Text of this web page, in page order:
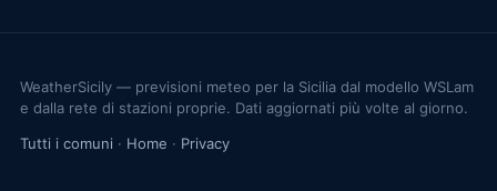
WeatherSicily — previsioni meteo per la Sicilia dal modello WSLam
e dalla rete di stazioni proprie. Dati aggiornati più volte al giorno.
Tutti i comuni · Home · Privacy